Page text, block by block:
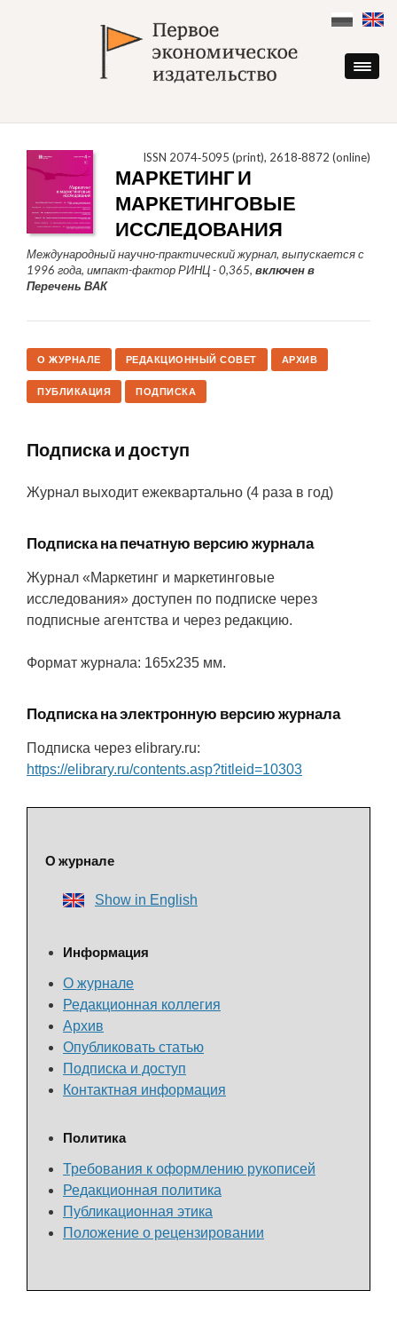
content
ISSN 2074‑5095 (print), 2618‑8872 (online)
МАРКЕТИНГ И
МАРКЕТИНГОВЫЕ
ИССЛЕДОВАНИЯ
Международный научно-практический журнал, выпускается с
1996 года, импакт-фактор РИНЦ - 0,365, включен в
Перечень ВАК
О ЖУРНАЛЕ РЕДАКЦИОННЫЙ СОВЕТ АРХИВ
ПУБЛИКАЦИЯ ПОДПИСКА
Подписка и доступ
Журнал выходит ежеквартально (4 раза в год)
Подписка на печатную версию журнала
Журнал «Маркетинг и маркетинговые
исследования» доступен по подписке через
подписные агентства и через редакцию.
Формат журнала: 165x235 мм.
Подписка на электронную версию журнала
Подписка через elibrary.ru:
https://elibrary.ru/contents.asp?titleid=10303
О журнале
Show in English
Информация
О журнале
Редакционная коллегия
Архив
Опубликовать статью
Подписка и доступ
Контактная информация
Политика
Требования к оформлению рукописей
Редакционная политика
Публикационная этика
Положение о рецензировании